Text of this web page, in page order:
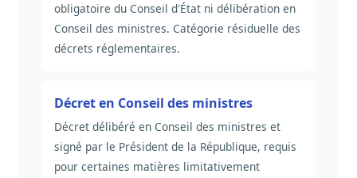
obligatoire du Conseil d'État ni délibération en
Conseil des ministres. Catégorie résiduelle des
décrets réglementaires.
Décret en Conseil des ministres
Décret délibéré en Conseil des ministres et
signé par le Président de la République, requis
pour certaines matières limitativement